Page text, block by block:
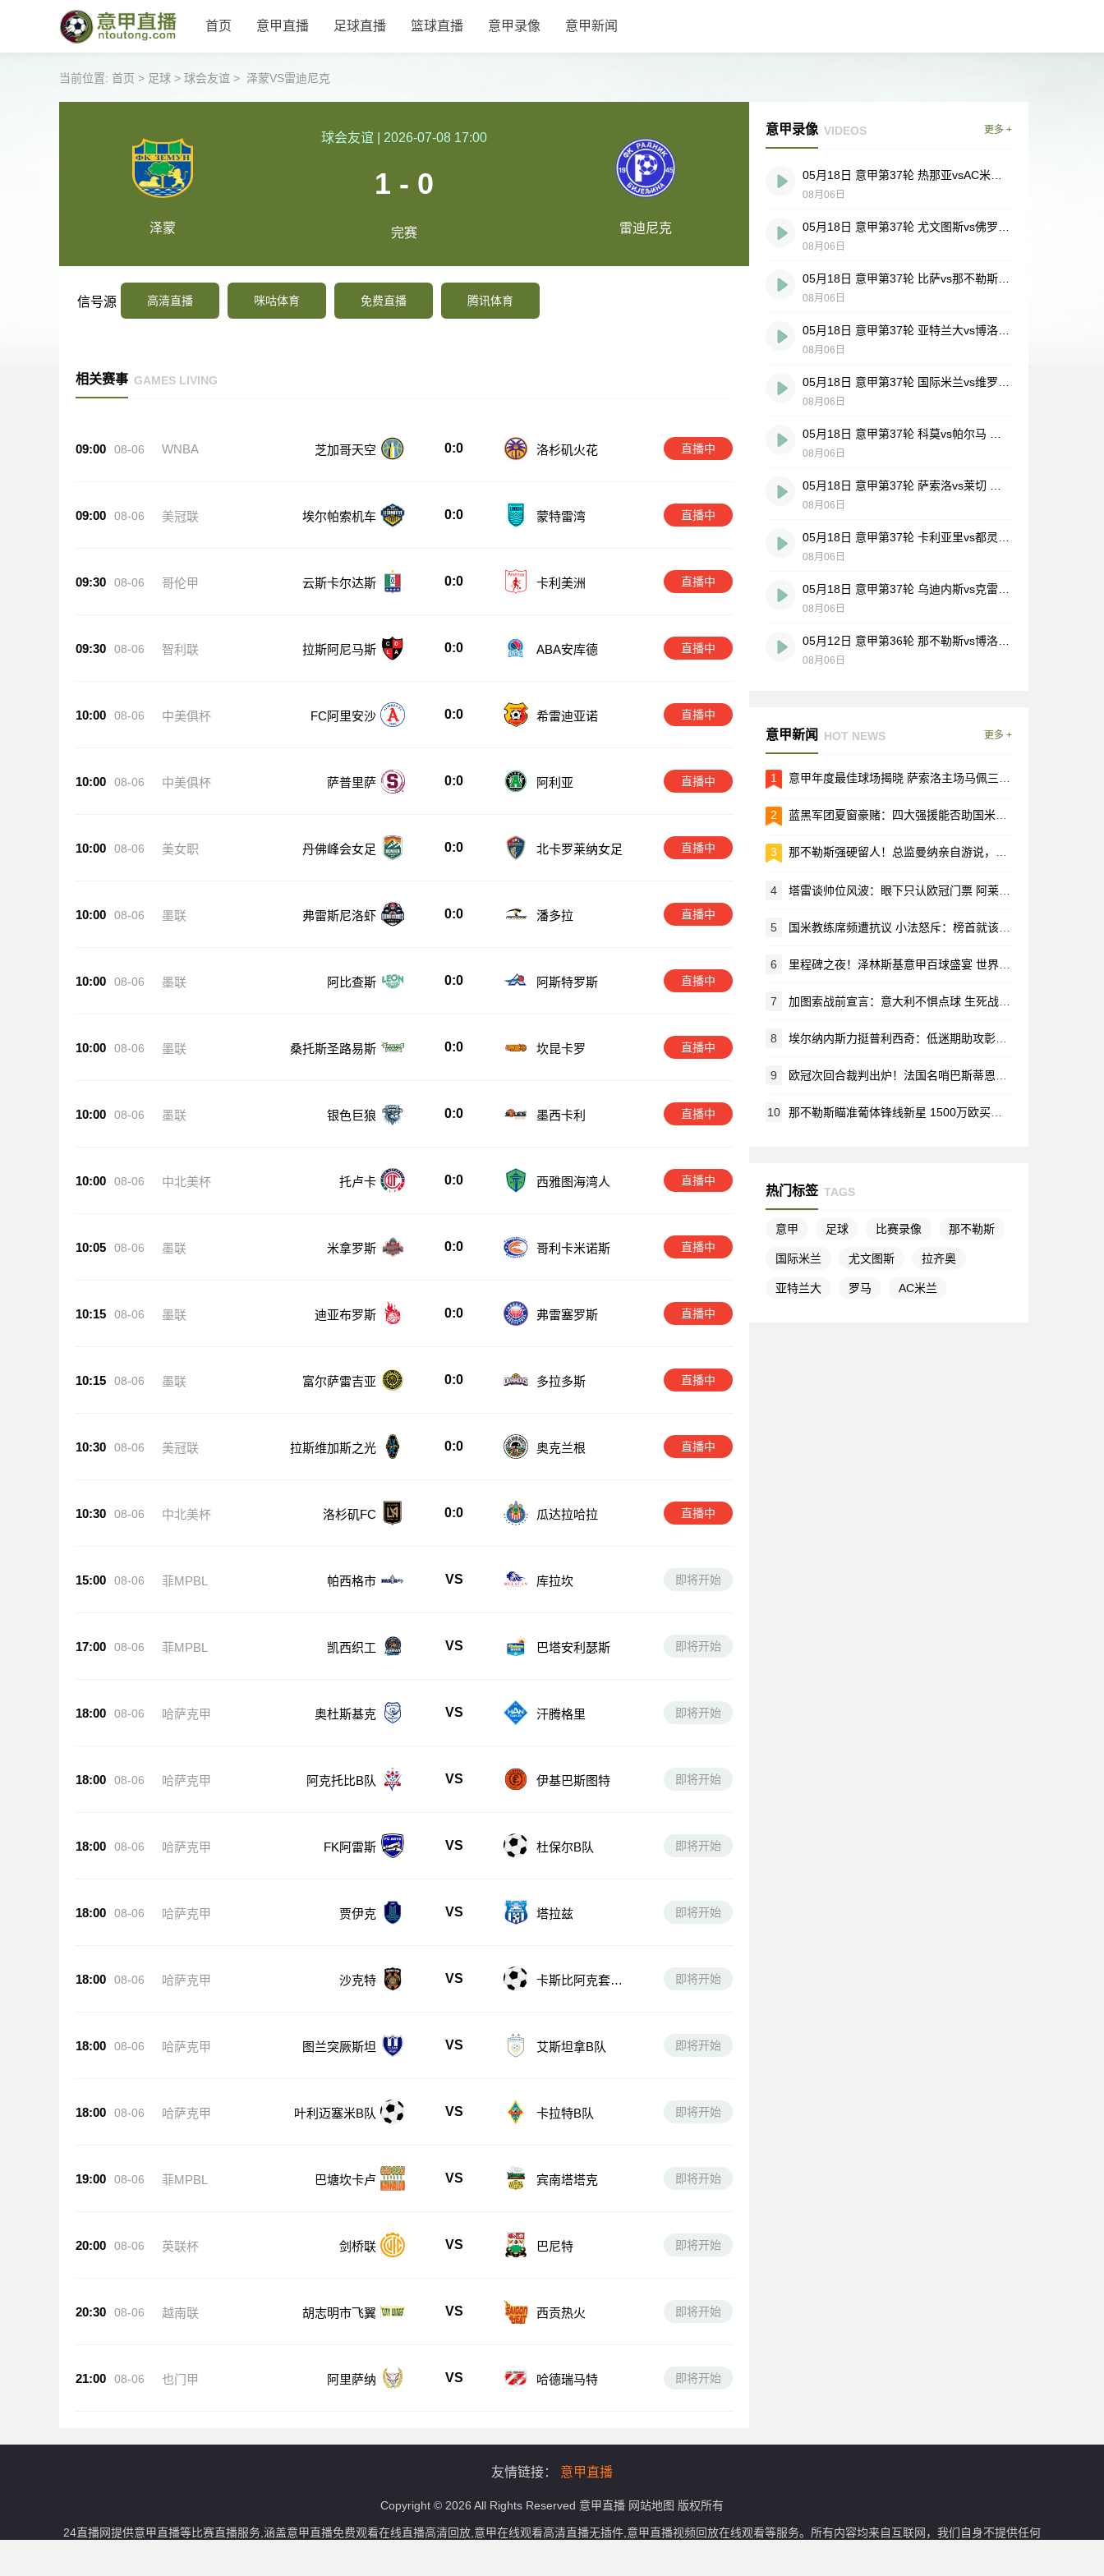
首页 意甲直播 足球直播 篮球直播 意甲录像 意甲新闻
当前位置: 首页 > 足球 > 球会友谊 > 泽蒙VS雷迪尼克
泽蒙
球会友谊 2026-07-08 17:00
1 - 0
完赛 雷迪尼克
信号源 高清直播 咪咕体育 免费直播 腾讯体育
相关赛事 GAMES LIVING
09:00 08-06 WNBA 芝加哥天空 0:0 洛杉矶火花 直播中
09:00 08-06 美冠联 埃尔帕索机车 0:0 蒙特雷湾 直播中
09:30 08-06 哥伦甲 云斯卡尔达斯 0:0 卡利美洲 直播中
09:30 08-06 智利联 拉斯阿尼马斯 0:0 ABA安库德 直播中
10:00 08-06 中美俱杯 FC阿里安沙 0:0 希雷迪亚诺 直播中
10:00 08-06 中美俱杯 萨普里萨 0:0 阿利亚 直播中
10:00 08-06 美女职 丹佛峰会女足 0:0 北卡罗莱纳女足 直播中
10:00 08-06 墨联 弗雷斯尼洛虾 0:0 潘多拉 直播中
10:00 08-06 墨联 阿比查斯 0:0 阿斯特罗斯 直播中
10:00 08-06 墨联 桑托斯圣路易斯 0:0 坎昆卡罗 直播中
10:00 08-06 墨联 银色巨狼 0:0 墨西卡利 直播中
10:00 08-06 中北美杯 托卢卡 0:0 西雅图海湾人 直播中
10:05 08-06 墨联 米拿罗斯 0:0 哥利卡米诺斯 直播中
10:15 08-06 墨联 迪亚布罗斯 0:0 弗雷塞罗斯 直播中
10:15 08-06 墨联 富尔萨雷吉亚 0:0 多拉多斯 直播中
10:30 08-06 美冠联 拉斯维加斯之光 0:0 奥克兰根 直播中
10:30 08-06 中北美杯 洛杉矶FC 0:0 瓜达拉哈拉 直播中
15:00 08-06 菲MPBL 帕西格市 VS 库拉坎 即将开始
17:00 08-06 菲MPBL 凯西织工 VS 巴塔安利瑟斯 即将开始
18:00 08-06 哈萨克甲 奥杜斯基克 VS 汗腾格里 即将开始
18:00 08-06 哈萨克甲 阿克托比B队 VS 伊基巴斯图特 即将开始
18:00 08-06 哈萨克甲 FK阿雷斯 VS 杜保尔B队 即将开始
18:00 08-06 哈萨克甲 贾伊克 VS 塔拉兹 即将开始
18:00 08-06 哈萨克甲 沙克特 VS
卡斯比阿克套B
即将开始
18:00 08-06 哈萨克甲 图兰突厥斯坦 VS 艾斯坦拿B队 即将开始
18:00 08-06 哈萨克甲 叶利迈塞米B队 VS 卡拉特B队 即将开始
19:00 08-06 菲MPBL 巴塘坎卡卢 VS 宾南塔塔克 即将开始
20:00 08-06 英联杯 剑桥联 VS 巴尼特 即将开始
20:30 08-06 越南联 胡志明市飞翼 VS 西贡热火 即将开始
21:00 08-06 也门甲 阿里萨纳 VS 哈德瑞马特 即将开始
意甲录像 VIDEOS 更多 +
08月06日
08月06日
08月06日
08月06日
08月06日
08月06日
08月06日
08月06日
08月06日
08月06日
意甲新闻 HOT NEWS 更多 +
1 意甲年度最佳球场揭晓 萨索洛主场马佩三色城荣耀加冕
2 蓝黑军团夏窗豪赌：四大强援能否助国米重返欧洲之巅？
3 那不勒斯强硬留人！总监曼纳亲自游说，马林放弃黄潜回归母队
4 塔雷谈帅位风波：眼下只认欧冠门票 阿莱格里仍是长期计划核心
5 国米教练席频遭抗议 小法怒斥：榜首就该有榜首的样
6 里程碑之夜！泽林斯基意甲百球盛宴 世界波助攻恰20闪耀梅阿查
7 加图索战前宣言：意大利不惧点球 生死战就要拼个痛快！
8 埃尔纳内斯力挺普利西奇：低迷期助攻彰显价值 首发位置该留给他
9 欧冠次回合裁判出炉！法国名哨巴斯蒂恩执哨拜仁战亚特兰大
10 那不勒斯瞄准葡体锋线新星 1500万欧买断条款或将激活
热门标签 TAGS
意甲 足球 比赛录像 那不勒斯
国际米兰 尤文图斯 拉齐奥
亚特兰大 罗马 AC米兰
友情链接： 意甲直播
Copyright © 2026 All Rights Reserved 意甲直播 网站地图 版权所有
24直播网提供意甲直播等比赛直播服务,涵盖意甲直播免费观看在线直播高清回放,意甲在线观看高清直播无插件,意甲直播视频回放在线观看等服务。所有内容均来自互联网，我们自身不提供任何